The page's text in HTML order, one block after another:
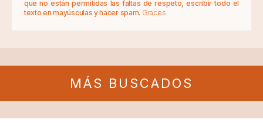
que no están permitidas las faltas de respeto, escribir todo el
texto en mayúsculas y hacer spam. Gracias.
MÁS BUSCADOS